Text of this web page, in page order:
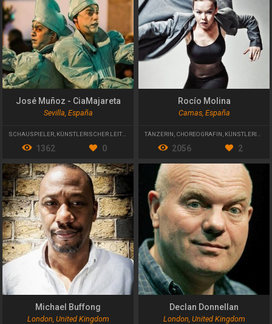
José Muñoz - CiaMajareta
Sevilla, España
SCHAUSPIELER, KÜNSTLERISCHER LEITER DIRECTOR PRODUCTION
1362 0
Rocío Molina
Camas, España
TÄNZERIN, CHOREOGRAFIN, KÜNSTLERISCHE LEITERIN
2056 2
Michael Buffong
London, United Kingdom
Declan Donnellan
London, United Kingdom